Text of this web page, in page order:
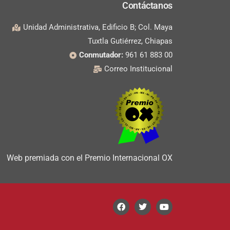
Contáctanos
Unidad Administrativa, Edificio B; Col. Maya
Tuxtla Gutiérrez, Chiapas
Conmutador: 961 61 883 00
Correo Institucional
Web premiada con el Premio Internacional OX